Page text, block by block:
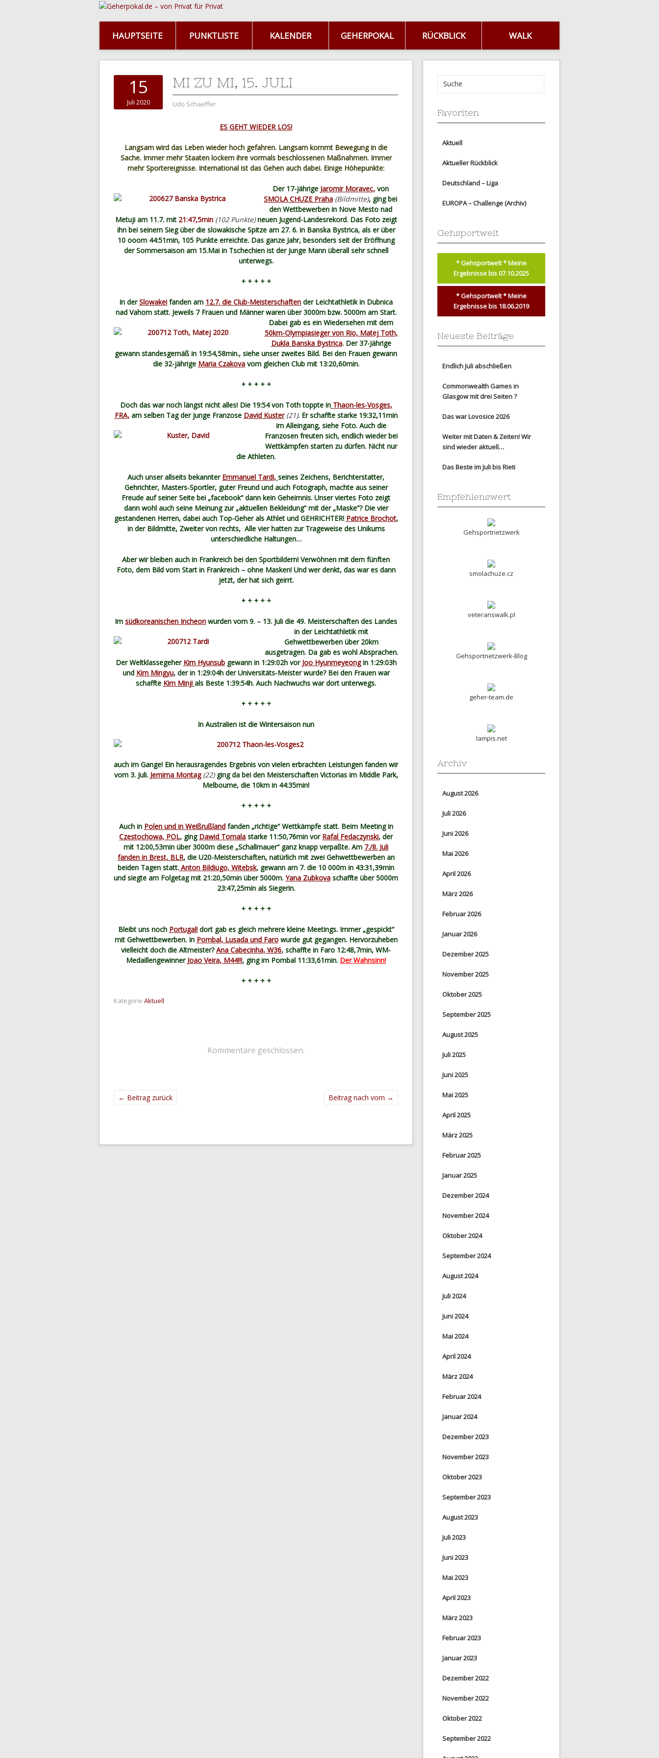
HAUPTSEITE PUNKTLISTE KALENDER GEHERPOKAL RÜCKBLICK WALK
15
Juli 2020
MI ZU MI, 15. JULI
Udo Schaeffer
ES GEHT WIEDER LOS!
Langsam wird das Leben wieder hoch gefahren. Langsam kommt Bewegung in die
Sache. Immer mehr Staaten lockern ihre vormals beschlossenen Maßnahmen. Immer
mehr Sportereignisse. International ist das Gehen auch dabei. Einige Höhepunkte:
Der 17-jährige Jaromir Moravec, von
SMOLA CHUZE Praha (Bildmitte), ging bei
den Wettbewerben in Nove Mesto nad
Metuji am 11.7. mit 21:47,5min (102 Punkte)neuen Jugend-Landesrekord. Das Foto zeigt
ihn bei seinem Sieg über die slowakische Spitze am 27. 6. in Banska Bystrica, als er über
10 ooom 44:51min, 105 Punkte erreichte. Das ganze Jahr, besonders seit der Eröffnung
der Sommersaison am 15.Mai in Tschechien ist der junge Mann überall sehr schnell
unterwegs.
+ + + + +
In derSlowakei fanden am 12.7. die Club-Meisterschaften der Leichtathletik in Dubnica
nad Vahom statt. Jeweils 7 Frauen und Männer waren über 3000mbzw. 5000m am Start.
Dabei gab es ein Wiedersehen mit dem
50km-Olympiasieger von Rio, Matej Toth,
Dukla Banska Bystrica. Der 37-Jährige
gewann standesgemäß in 19:54,58min., siehe unser zweites Bild. Bei den Frauen gewann
die 32-jährige Maria Czakovavom gleichen Club mit 13:20,60min.
+ + + + +
Doch das war noch längst nicht alles! Die 19:54 von Toth toppte inThaon-les-Vosges,
FRA, am selben Tag der junge Franzose David Kuster(21). Er schafftestarke 19:32,11min
im Alleingang, siehe Foto. Auch die
Franzosen freuten sich, endlich wieder bei
Wettkämpfen starten zu dürfen. Nicht nur
die Athleten.
Auch unser allseits bekannter Emmanuel Tardi, seines Zeichens, Berichterstatter,
Gehrichter, Masters-Sportler, guter Freund und auch Fotograph, machte aus seiner
Freude auf seiner Seite bei „facebook“ dann kein Geheimnis. Unser viertes Foto zeigt
dann wohl auch seine Meinung zur „aktuellen Bekleidung“ mit der „Maske“? Die vier
gestandenen Herren, dabei auch Top-Geher als Athlet und GEHRICHTER! Patrice Brochot,
in der Bildmitte, Zweiter von rechts, Alle vier hatten zur Trageweise des Unikums
unterschiedliche Haltungen…
Aber wir bleiben auch in Frankreich bei den Sportbildern! Verwöhnen mit dem fünften
Foto, dem Bild vom Start in Frankreich – ohne Masken! Und wer denkt, das war es dann
jetzt, der hat sich geirrt.
+ + + + +
Im südkoreanischen Incheon wurden vom 9. – 13. Juli die 49. Meisterschaften des Landes
in der Leichtathletik mit
Gehwettbewerben über 20km
ausgetragen. Da gab es wohl Absprachen.
Der Weltklassegeher Kim Hyunsubgewann in 1:29:02h vor Joo Hyunmeyeongin 1:29:03h
und Kim Mingyu, der in 1:29:04h der Universitäts-Meister wurde? Bei den Frauen war
schaffte Kim Minji als Beste 1:39:54h. Auch Nachwuchs war dort unterwegs.
+ + + + +
In Australien ist die Wintersaison nun
auch im Gange! Ein herausragendes Ergebnis von vielen erbrachten Leistungen fanden wir
vom 3. Juli. Jemima Montag (22)ging da bei den Meisterschaften Victorias im Middle Park,
Melbourne, die 10km in 44:35min!
+ + + + +
Auch in Polen und in Weißrußlandfanden „richtige“ Wettkämpfe statt. Beim Meeting in
Czestochowa, POL, ging Dawid Tomala starke 11:50,76min vor Rafal Fedaczynski, der
mit 12:00,53min über 3000m diese „Schallmauer“ ganz knapp verpaßte. Am 7./8. Juli
fanden in Brest, BLR, die U20-Meisterschaften, natürlich mit zwei Gehwettbewerben an
beiden Tagen statt. Anton Bildiugo, Witebsk, gewann am 7. die 10 000m in 43:31,39min
und siegte am Folgetag mit 21:20,50min über 5000m. Yana Zubkova schaffte über 5000m
23:47,25min als Siegerin.
+ + + + +
Bleibt uns noch Portugal!dort gab es gleich mehrere kleine Meetings. Immer „gespickt“
mit Gehwettbewerben. In Pombal, Lusada und Farowurde gut gegangen. Hervorzuheben
vielleicht doch die Altmeister?Ana Cabecinha, W36, schaffte in Faro 12:48,7min, WM-
MedaillengewinnerJoao Veira, M44!!!, ging im Pombal 11:33,61min. Der Wahnsinn!
+ + + + +
Kategorie Aktuell
Kommentare geschlossen.
← Beitrag zurück Beitrag nach vorn →
Favoriten
Aktuell
Aktueller Rückblick
Deutschland – Liga
EUROPA – Challenge (Archiv)
Gehsportwelt
* Gehsportwelt * Meine
Ergebnisse bis 07.10.2025
* Gehsportwelt * Meine
Ergebnisse bis 18.06.2019
Neueste Beiträge
Endlich Juli abschließen
Commonwealth Games in
Glasgow mit drei Seiten ?
Das war Lovosice 2026
Weiter mit Daten & Zeiten! Wir
sind wieder aktuell…
Das Beste im Juli bis Rieti
Empfehlenswert
Gehsportnetzwerk
smolachuze.cz
veteranswalk.pl
Gehsportnetzwerk-Blog
geher-team.de
lampis.net
Archiv
August 2026
Juli 2026
Juni 2026
Mai 2026
April 2026
März 2026
Februar 2026
Januar 2026
Dezember 2025
November 2025
Oktober 2025
September 2025
August 2025
Juli 2025
Juni 2025
Mai 2025
April 2025
März 2025
Februar 2025
Januar 2025
Dezember 2024
November 2024
Oktober 2024
September 2024
August 2024
Juli 2024
Juni 2024
Mai 2024
April 2024
März 2024
Februar 2024
Januar 2024
Dezember 2023
November 2023
Oktober 2023
September 2023
August 2023
Juli 2023
Juni 2023
Mai 2023
April 2023
März 2023
Februar 2023
Januar 2023
Dezember 2022
November 2022
Oktober 2022
September 2022